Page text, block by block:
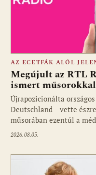
Fotó: media1.hu
AZ ECETFÁK ALÓL
Megújult az RTL
ismert
Újrapozicionálta
Deutschland – vette
műsorában ezentúl a
2026.08.05.